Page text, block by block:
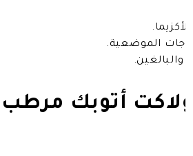
الموضعية.
والبالغين.
أتوبك مرطب مكثف